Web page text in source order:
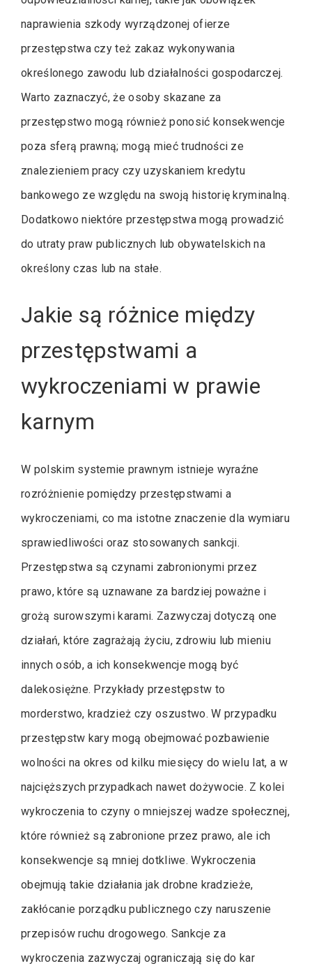
naprawienia szkody wyrządzonej ofierze
przestępstwa czy też zakaz wykonywania
określonego zawodu lub działalności gospodarczej.
Warto zaznaczyć, że osoby skazane za
przestępstwo mogą również ponosić konsekwencje
poza sferą prawną; mogą mieć trudności ze
znalezieniem pracy czy uzyskaniem kredytu
bankowego ze względu na swoją historię kryminalną.
Dodatkowo niektóre przestępstwa mogą prowadzić
do utraty praw publicznych lub obywatelskich na
określony czas lub na stałe.
Jakie są różnice między
przestępstwami a
wykroczeniami w prawie
karnym
W polskim systemie prawnym istnieje wyraźne
rozróżnienie pomiędzy przestępstwami a
wykroczeniami, co ma istotne znaczenie dla wymiaru
sprawiedliwości oraz stosowanych sankcji.
Przestępstwa są czynami zabronionymi przez
prawo, które są uznawane za bardziej poważne i
grożą surowszymi karami. Zazwyczaj dotyczą one
działań, które zagrażają życiu, zdrowiu lub mieniu
innych osób, a ich konsekwencje mogą być
dalekosiężne. Przykłady przestępstw to
morderstwo, kradzież czy oszustwo. W przypadku
przestępstw kary mogą obejmować pozbawienie
wolności na okres od kilku miesięcy do wielu lat, a w
najcięższych przypadkach nawet dożywocie. Z kolei
wykroczenia to czyny o mniejszej wadze społecznej,
które również są zabronione przez prawo, ale ich
konsekwencje są mniej dotkliwe. Wykroczenia
obejmują takie działania jak drobne kradzieże,
zakłócanie porządku publicznego czy naruszenie
przepisów ruchu drogowego. Sankcje za
wykroczenia zazwyczaj ograniczają się do kar